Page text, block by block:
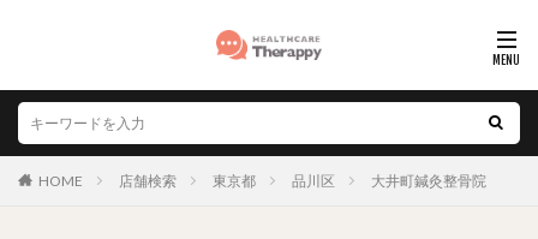
HOME 店舗検索 東京都 品川区 大井町鍼灸整骨院